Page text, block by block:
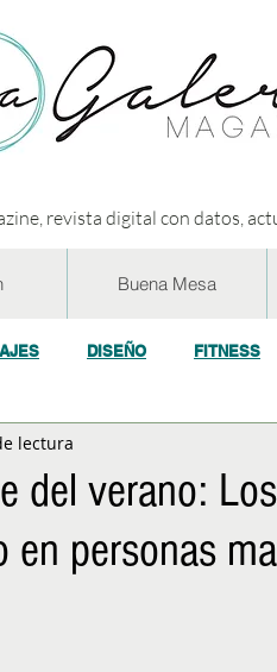
revista digital con datos,
Buena Mesa
DISEÑO FITNESS
NIÑOS EMPRENDER
del verano:
en personas
lectura